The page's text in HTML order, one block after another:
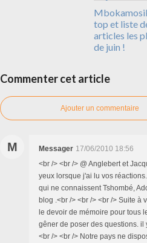
top et liste
articles les
de juin !
Commenter cet article
Ajouter un commentaire
M Messager 17/06/2010 18:56
<br /> <br /> @ Anglebert et
yeux lorsque j'ai lu vos
qui ne connaissent Tshombé,
blog .<br /> <br /> <br /> Suite à
le devoir de mémoire pour tous
gêner de poser des questions.
<br /> <br /> Notre pays ne